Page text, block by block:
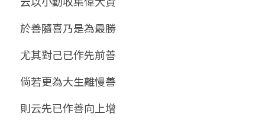
於善隨喜乃是為最勝
尤其對己已作先前善
倘若更為大生離慢善
則云先已作善向上增